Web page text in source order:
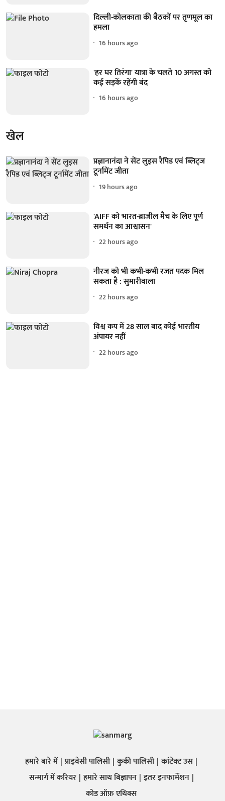
दिल्ली-कोलकाता की बैठकों पर तृणमूल का
हमला
16 hours ago
'हर घर तिरंगा' यात्रा के चलते 10 अगस्त को
कई सड़कें रहेंगी बंद
16 hours ago
खेल
प्रज्ञानानंदा ने सेंट लुइस रैपिड एवं ब्लिट्ज
टूर्नामेंट जीता
19 hours ago
'AIFF को भारत-ब्राजील मैच के लिए पूर्ण
समर्थन का आश्वासन'
22 hours ago
नीरज को भी कभी-कभी रजत पदक मिल
सकता है : सुमारीवाला
22 hours ago
विश्व कप में 28 साल बाद कोई भारतीय
अंपायर नहीं
22 hours ago
हमारे बारे में प्राइवेसी पालिसी कुकी पालिसी कांटेक्ट उस
सन्मार्ग में करियर हमारे साथ बिज्ञापन इतर इनफार्मेशन
कोड ऑफ़ एथिक्स